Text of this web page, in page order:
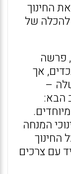
החינוך
להכלה של
פרשה
אך
–
הבא:
המנחה
החינוך
עם צרכים